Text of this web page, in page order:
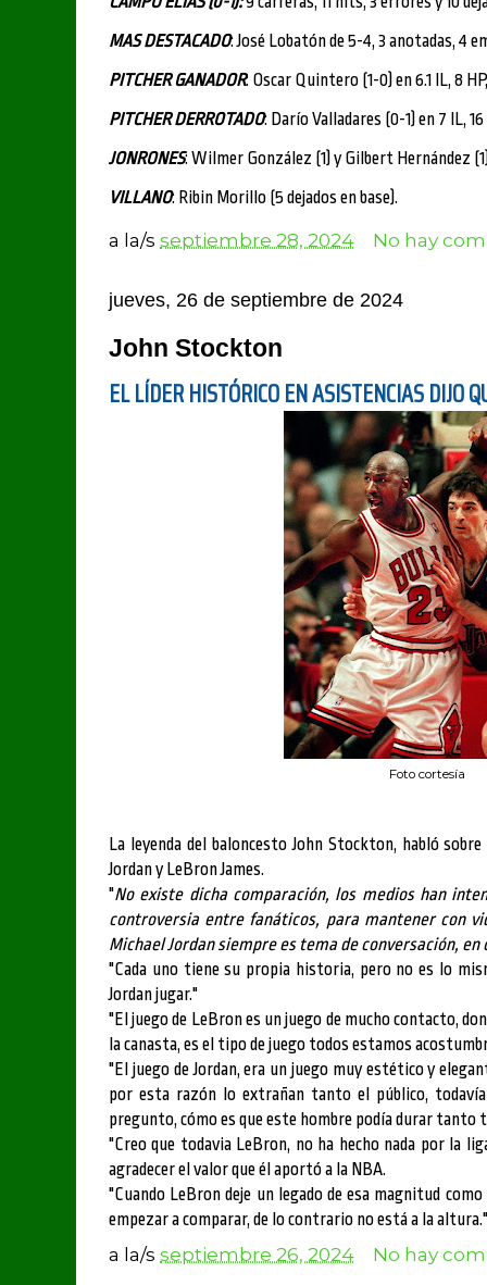
MAS DESTACADO: José Lobatón de 5-4, 3 anotadas, 4
PITCHER GANADOR: Oscar Quintero (1-0) en 6.1 IL, 8
PITCHER DERROTADO: Darío Valladares (0-1) en 7 IL, 16
JONRONES: Wilmer González (1) y Gilbert Hernández
VILLANO: Ribin Morillo (5 dejados en base).
a la/s septiembre 28, 2024 No hay
jueves, 26 de septiembre de 2024
John Stockton
EL LÍDER HISTÓRICO EN ASISTENCIAS DIJO
Foto cortesía
La leyenda del baloncesto John Stockton, habló
Jordan y LeBron James.
"No existe dicha comparación, los medios han
controversia entre fanáticos, para mantener con
Michael Jordan siempre es tema de conversación,
"Cada uno tiene su propia historia, pero no es lo
Jordan jugar."
"El juego de LeBron es un juego de mucho contacto,
la canasta, es el tipo de juego todos estamos
"El juego de Jordan, era un juego muy estético y
por esta razón lo extrañan tanto el público,
pregunto, cómo es que este hombre podía durar tanto
"Creo que todavia LeBron, no ha hecho nada por la
agradecer el valor que él aportó a la NBA.
"Cuando LeBron deje un legado de esa magnitud
empezar a comparar, de lo contrario no está a la altura."
a la/s septiembre 26, 2024 No hay